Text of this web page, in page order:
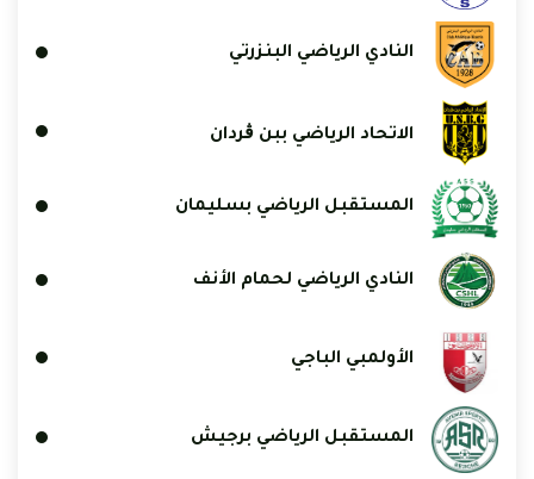
النادي الرياضي البنزرتي
الاتحاد الرياضي ببن ڨردان
المستقبل الرياضي بسليمان
النادي الرياضي لحمام الأنف
الأولمبي الباجي
المستقبل الرياضي برجيش